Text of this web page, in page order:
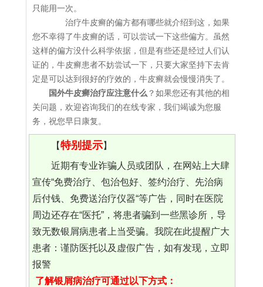
只能用一次。
治疗牛皮癣的偏方都有哪些就介绍到这，如果
您不幸得了牛皮癣的话，可以尝试一下这些偏方。虽然
这样的偏方没什么科学依据，但是有些还是经过人们认
证的，牛皮癣患者不妨尝试一下，只要大家坚持下去肯
定是可以达到很好的疗效的，牛皮癣就会慢慢消失了。
国外牛皮癣治疗应注意什么 ？如果您还有其他的相
关问题，欢迎咨询我们的在线专家，我们竭诚为您服
务，祝您早日康复。
【特别提示】
近期有专业诈骗人员或团队，在网站上大肆
宣传“免费治疗、包治包好、签约治疗、先治病
后付钱、免费送治疗仪器“等广告，同时在医院
周边还存在“医托”，将患者骗到一些黑诊所，导
致无数银屑病患者上当受骗。我院在此提醒广大
患者：谨防医托以及虚假广告，如有发现，立即
报警
了解银屑病治疗可通过以下方式：